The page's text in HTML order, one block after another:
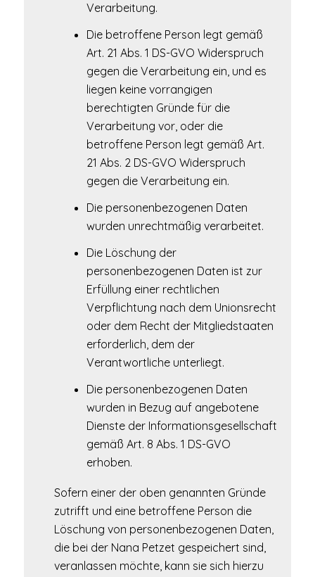
Verarbeitung.
Die betroffene Person legt gemäß
Art. 21 Abs. 1 DS-GVO Widerspruch
gegen die Verarbeitung ein, und es
liegen keine vorrangigen
berechtigten Gründe für die
Verarbeitung vor, oder die
betroffene Person legt gemäß Art.
21 Abs. 2 DS-GVO Widerspruch
gegen die Verarbeitung ein.
Die personenbezogenen Daten
wurden unrechtmäßig verarbeitet.
Die Löschung der
personenbezogenen Daten ist zur
Erfüllung einer rechtlichen
Verpflichtung nach dem Unionsrecht
oder dem Recht der Mitgliedstaaten
erforderlich, dem der
Verantwortliche unterliegt.
Die personenbezogenen Daten
wurden in Bezug auf angebotene
Dienste der Informationsgesellschaft
gemäß Art. 8 Abs. 1 DS-GVO
erhoben.
Sofern einer der oben genannten Gründe
zutrifft und eine betroffene Person die
Löschung von personenbezogenen Daten,
die bei der Nana Petzet gespeichert sind,
veranlassen möchte, kann sie sich hierzu